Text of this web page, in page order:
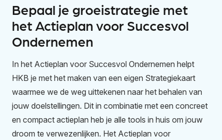
Bepaal je groeistrategie met
het Actieplan voor Succesvol
Ondernemen
In het Actieplan voor Succesvol Ondernemen helpt
HKB je met het maken van een eigen Strategiekaart
waarmee we de weg uittekenen naar het behalen van
jouw doelstellingen. Dit in combinatie met een concreet
en compact actieplan heb je alle tools in huis om jouw
droom te verwezenlijken. Het Actieplan voor